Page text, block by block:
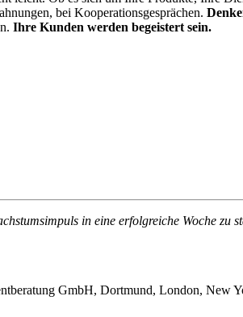
bei Kooperationsgesprächen.
Ihre Kunden werden begeistert sein.
in eine erfolgreiche Woche zu
GmbH, Dortmund, London, New